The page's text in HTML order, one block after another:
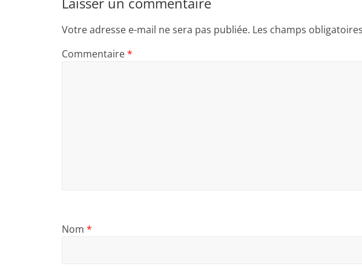
Votre adresse e-mail ne sera pas publiée. Les champs
Commentaire*
Nom *